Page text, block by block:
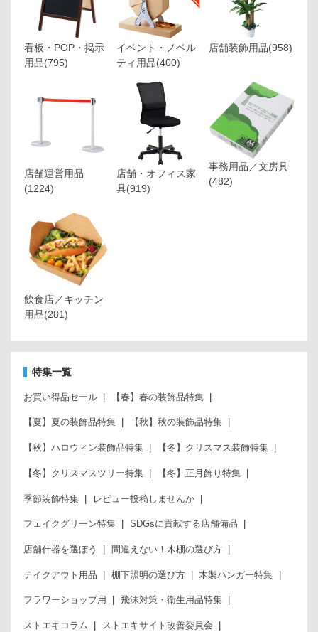
看板・POP・掲示
用品(795)
イベント・ノベル
ティ用品(400)
店舗装飾用品(958)
店舗運営用品
(1224)
店舗・オフィス家
具(919)
事務用品／文房具
(482)
飲食店／キッチン
用品(281)
特集一覧
お買い得品セール 【春】春の装飾品特集
【夏】夏の装飾品特集 【秋】秋の装飾品特集
【秋】ハロウィン装飾品特集 【冬】クリスマス装飾特集
【冬】クリスマスツリー特集 【冬】正月飾り特集
季節装飾特集 レビュー投稿しませんか
フェイクグリーン特集 SDGsに貢献する店舗備品
店舗什器を選ぼう 間違えない！木棚の選び方
テイクアウト用品 棚下照明の選び方 木製ハンガー特集
フラワーショップ用 飛沫対策・衛生用品特集
ストエキコラム ストエキサイト改善委員会